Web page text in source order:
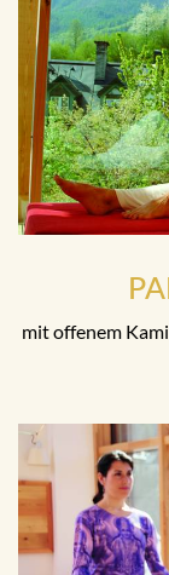
mit offenem